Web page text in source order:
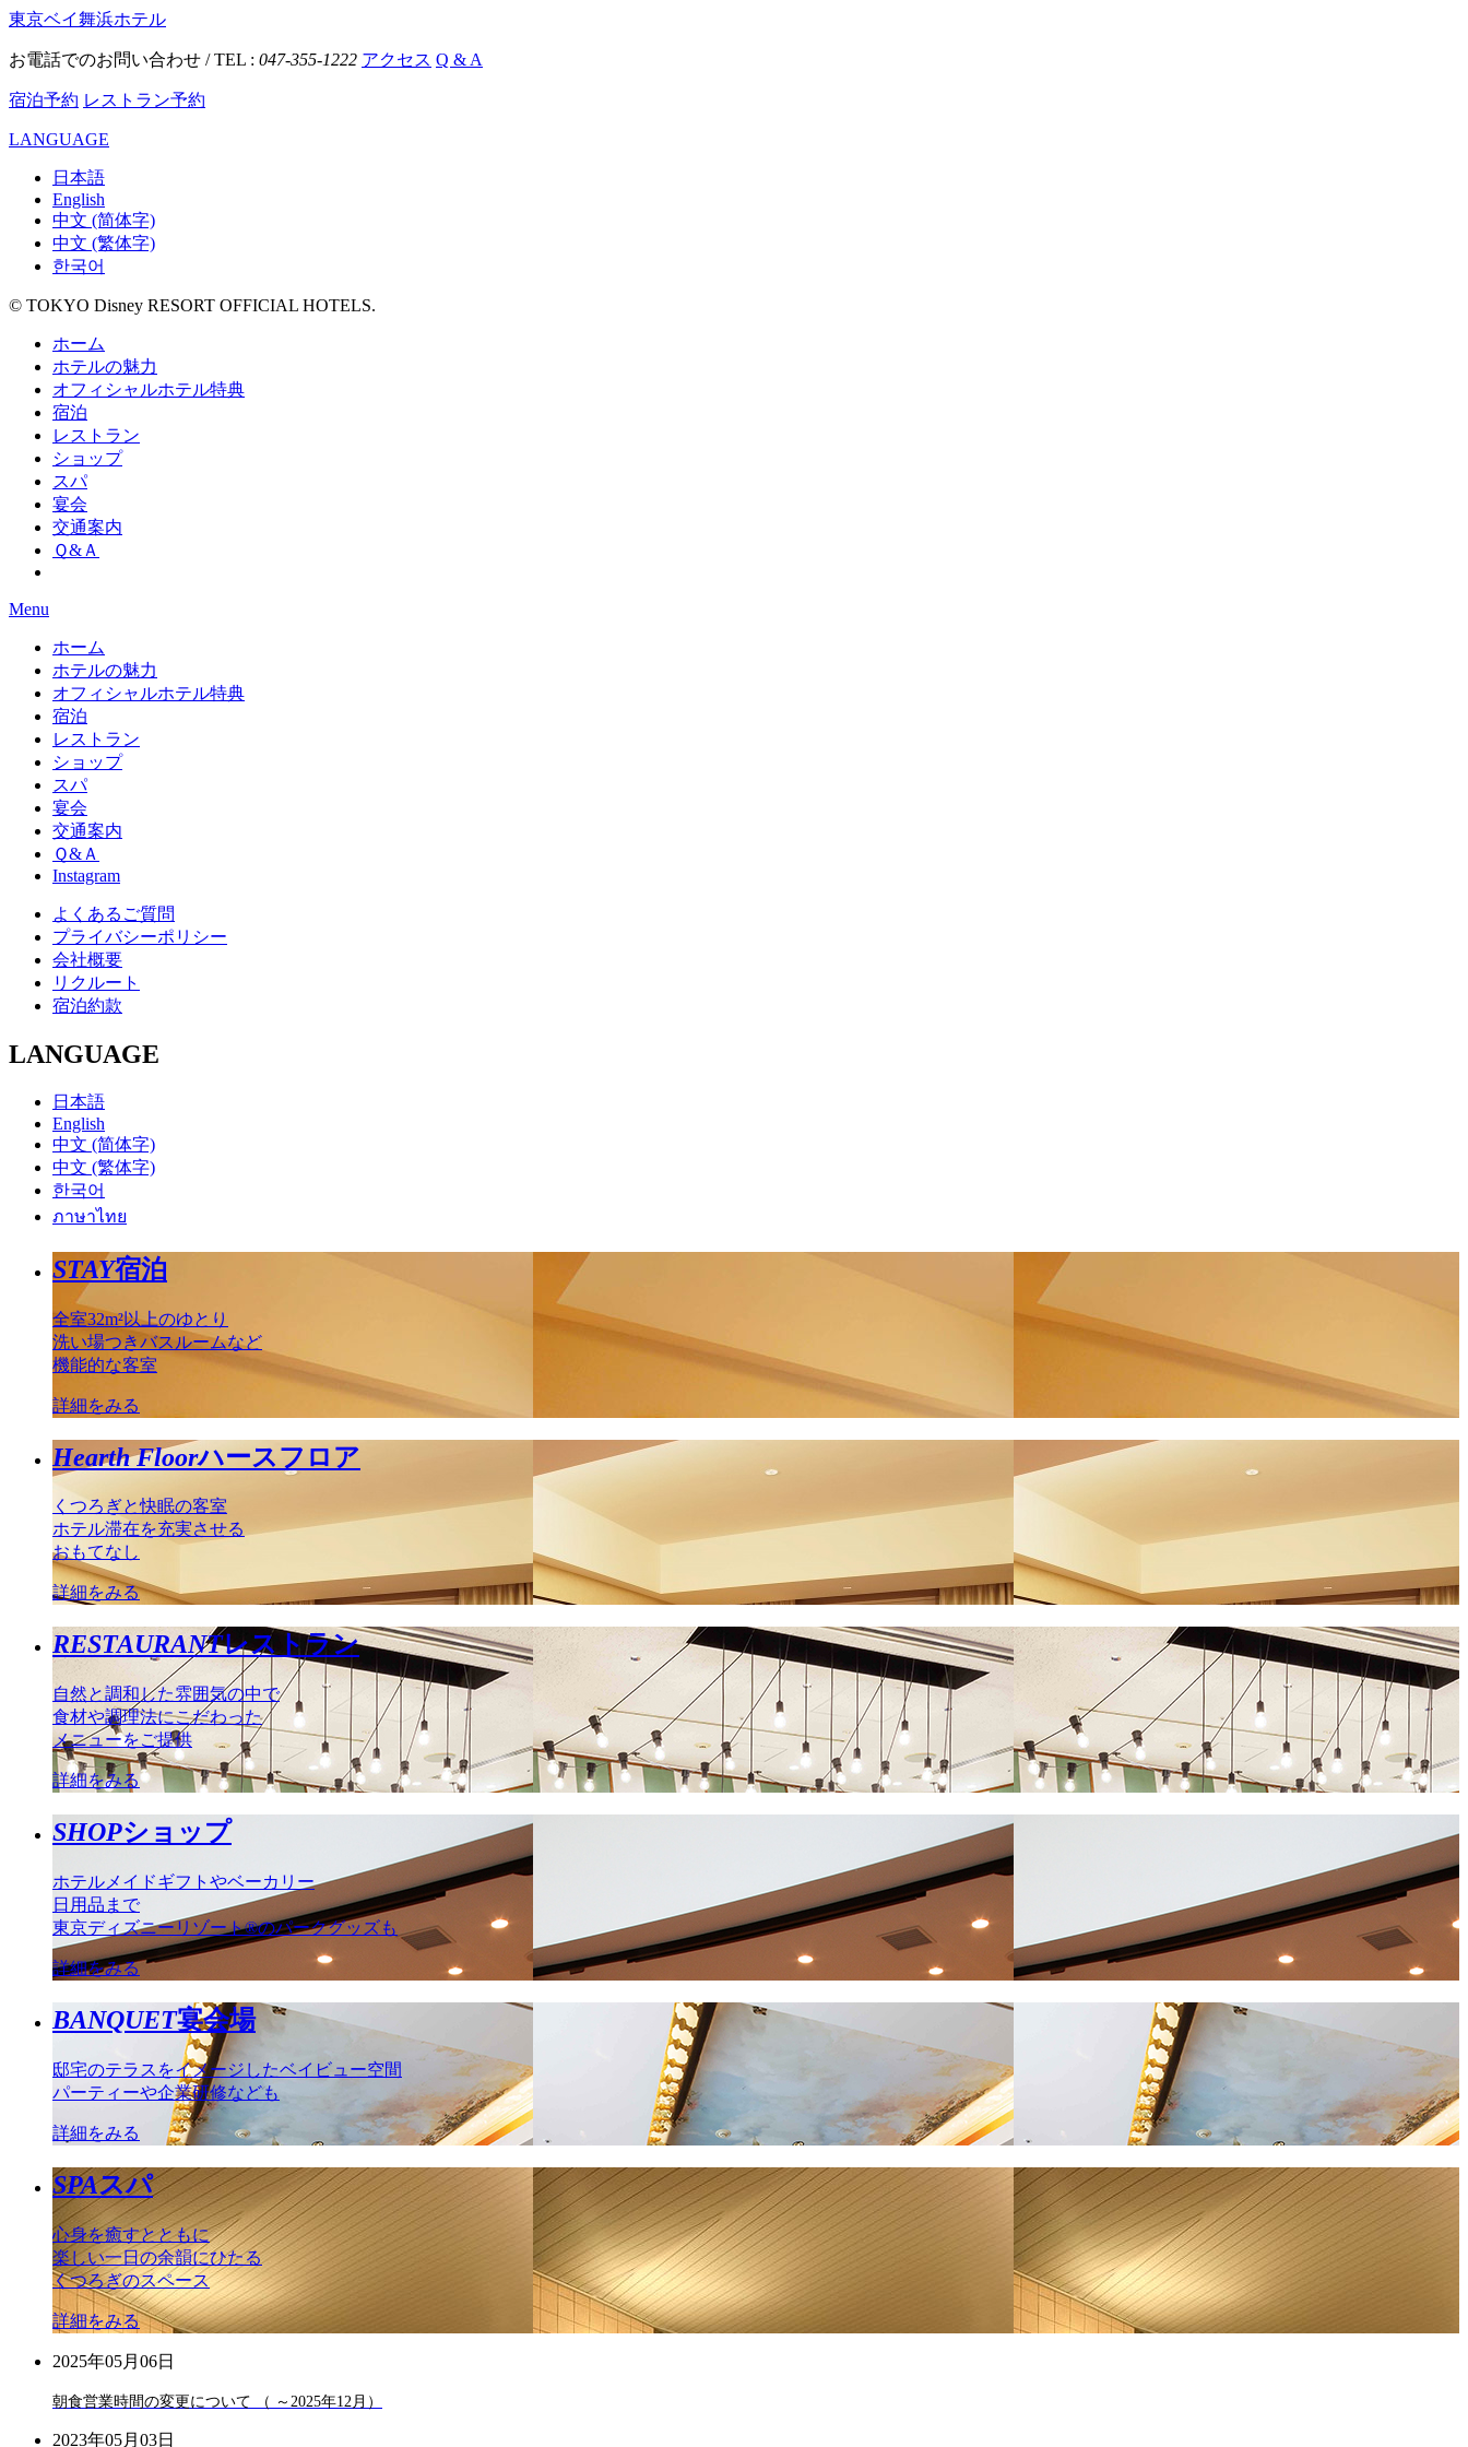
東京ベイ舞浜ホテル
お電話でのお問い合わせ / TEL : 047-355-1222 アクセス Q & A
宿泊予約 レストラン予約
LANGUAGE
日本語
English
中文 (简体字)
中文 (繁体字)
한국어
© TOKYO Disney RESORT OFFICIAL HOTELS.
ホーム
ホテルの魅力
オフィシャルホテル特典
宿泊
レストラン
ショップ
スパ
宴会
交通案内
Ｑ&Ａ
Menu
ホーム
ホテルの魅力
オフィシャルホテル特典
宿泊
レストラン
ショップ
スパ
宴会
交通案内
Ｑ&Ａ
Instagram
よくあるご質問
プライバシーポリシー
会社概要
リクルート
宿泊約款
LANGUAGE
日本語
English
中文 (简体字)
中文 (繁体字)
한국어
ภาษาไทย
STAY宿泊
全室32m²以上のゆとり
洗い場つきバスルームなど
機能的な客室
詳細をみる
Hearth Floorハースフロア
くつろぎと快眠の客室
ホテル滞在を充実させる
おもてなし
詳細をみる
RESTAURANTレストラン
自然と調和した雰囲気の中で
食材や調理法にこだわった
メニューをご提供
詳細をみる
SHOPショップ
ホテルメイドギフトやベーカリー
日用品まで
東京ディズニーリゾート®のパークグッズも
詳細をみる
BANQUET宴会場
邸宅のテラスをイメージしたベイビュー空間
パーティーや企業研修なども
詳細をみる
SPAスパ
心身を癒すとともに
楽しい一日の余韻にひたる
くつろぎのスペース
詳細をみる
2025年05月06日
朝食営業時間の変更について （ ～2025年12月）
2023年05月03日